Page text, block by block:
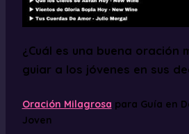
¿Cuál es una buena oración
guiar a los jóvenes en sus
Oración Milagrosa para Guía en
Joven